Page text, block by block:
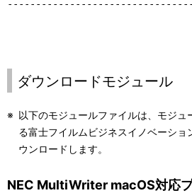
(４)お客様は、本使用条件で明示
  ４．権利の移転等
(１)お客様は、賃貸借、リースそ
を第三者に許諾してはなりま
よび本製品およびお客様が保
ダウンロードモジュール
※ 以下のモジュールファイルは、モジュ
る富士フイルムビジネスイノベーシ
ウンロードします。
NEC MultiWriter macOS対応